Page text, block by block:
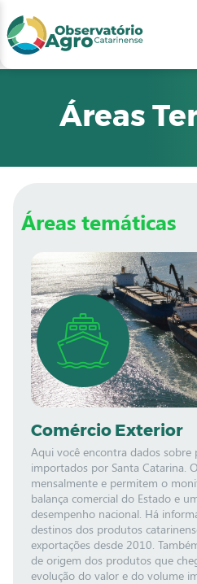
2
3
4
Áreas
Áreas temáticas
Comércio Exterior
Aqui você encontra dados
importados por Santa Catarina.
mensalmente e permitem o
balança comercial do Estado e
desempenho nacional. Há
destinos dos produtos
exportações desde 2010.
de origem dos produtos que
evolução do valor e do volume